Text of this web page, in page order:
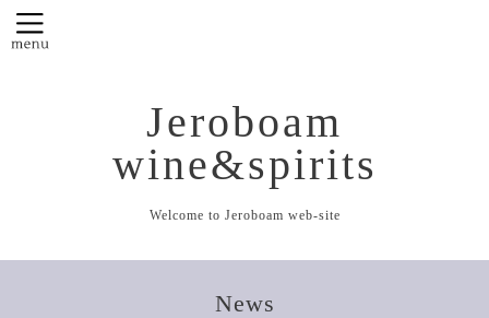
Jeroboam
wine&spirits
Welcome to Jeroboam web-site
News